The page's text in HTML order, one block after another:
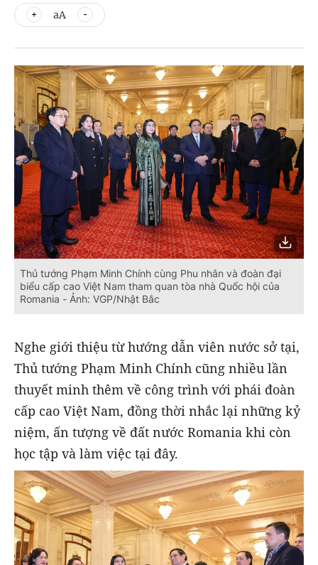
aA
Thủ tướng Phạm Minh Chính cùng Phu nhân và đoàn đại
biểu cấp cao Việt Nam tham quan tòa nhà Quốc hội của
Romania - Ảnh: VGP/Nhật Bắc
Nghe giới thiệu từ hướng dẫn viên nước sở tại,
Thủ tướng Phạm Minh Chính cũng nhiều lần
thuyết minh thêm về công trình với phái đoàn
cấp cao Việt Nam, đồng thời nhắc lại những kỷ
niệm, ấn tượng về đất nước Romania khi còn
học tập và làm việc tại đây.